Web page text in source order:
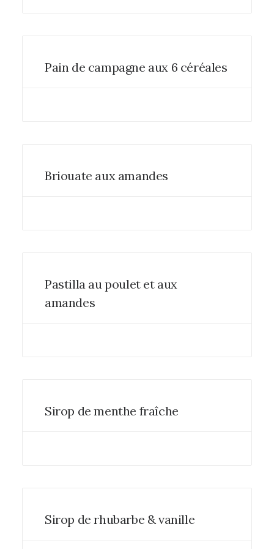
Pain de campagne aux 6 céréales
Briouate aux amandes
Pastilla au poulet et aux
amandes
Sirop de menthe fraîche
Sirop de rhubarbe & vanille